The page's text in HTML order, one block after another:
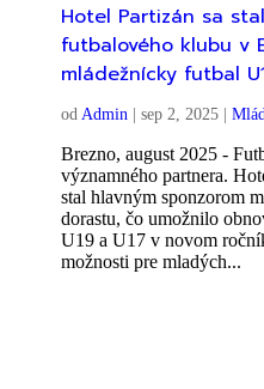
Hotel Partizán sa
futbalového klubu v
mládežnícky futbal
od Admin |sep 2, 2025 |
Brezno, august 2025 -
významného partnera.
stal hlavným sponzorom
dorastu, čo umožnilo
U19 a U17 v novom
možnosti pre mladých...